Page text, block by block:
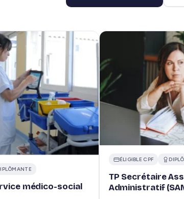
médico-social
ÉLIGIBLE CPF
TP Secrétaire
Administratif